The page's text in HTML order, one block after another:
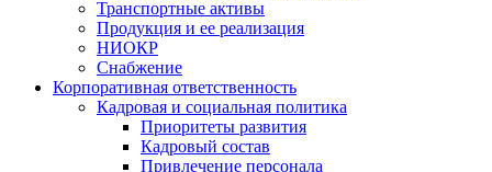
Транспортные активы
Продукция и ее реализация
НИОКР
Снабжение
Корпоративная ответственность
Кадровая и социальная политика
Приоритеты развития
Кадровый состав
Привлечение персонала